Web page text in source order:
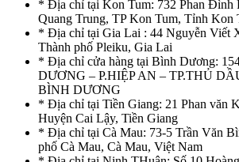
* Địa chỉ tại Kon Tum: 732 Phan Đình
Quang Trung, TP Kon Tum, Tỉnh Kon
* Địa chỉ tại Gia Lai : 44 Nguyễn Viết
Thành phố Pleiku, Gia Lai
* Địa chỉ cửa hàng tại Bình Dương:
DƯƠNG – P.HIỆP AN – TP.THỦ
BÌNH DƯƠNG
* Địa chỉ tại Tiền Giang: 21 Phan văn
Huyện Cai Lậy, Tiền Giang
* Địa chỉ tại Cà Mau: 73-5 Trần Văn
phố Cà Mau, Cà Mau, Việt Nam